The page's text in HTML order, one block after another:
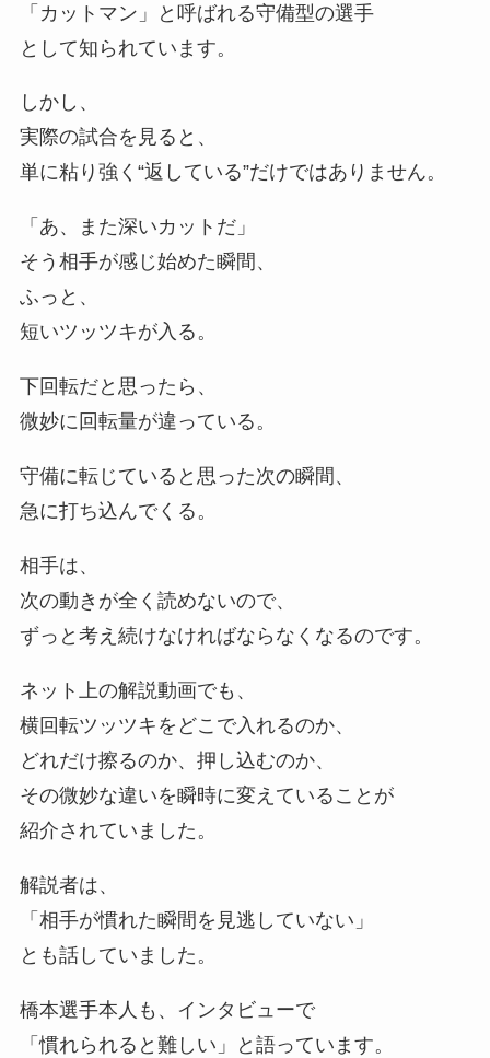
「カットマン」と呼ばれる守備型の選手
として知られています。
しかし、
実際の試合を見ると、
単に粘り強く“返している”だけではありません。
「あ、また深いカットだ」
そう相手が感じ始めた瞬間、
ふっと、
短いツッツキが入る。
下回転だと思ったら、
微妙に回転量が違っている。
守備に転じていると思った次の瞬間、
急に打ち込んでくる。
相手は、
次の動きが全く読めないので、
ずっと考え続けなければならなくなるのです。
ネット上の解説動画でも、
横回転ツッツキをどこで入れるのか、
どれだけ擦るのか、押し込むのか、
その微妙な違いを瞬時に変えていることが
紹介されていました。
解説者は、
「相手が慣れた瞬間を見逃していない」
とも話していました。
橋本選手本人も、インタビューで
「慣れられると難しい」と語っています。